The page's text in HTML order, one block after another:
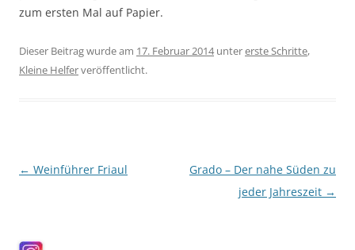
zum ersten Mal auf Papier.
Dieser Beitrag wurde am 17. Februar 2014untererste Schritte,
Kleine Helferveröffentlicht.
Beitragsnavigation
← Weinführer Friaul
Grado – Der nahe Süden zu
jeder Jahreszeit →